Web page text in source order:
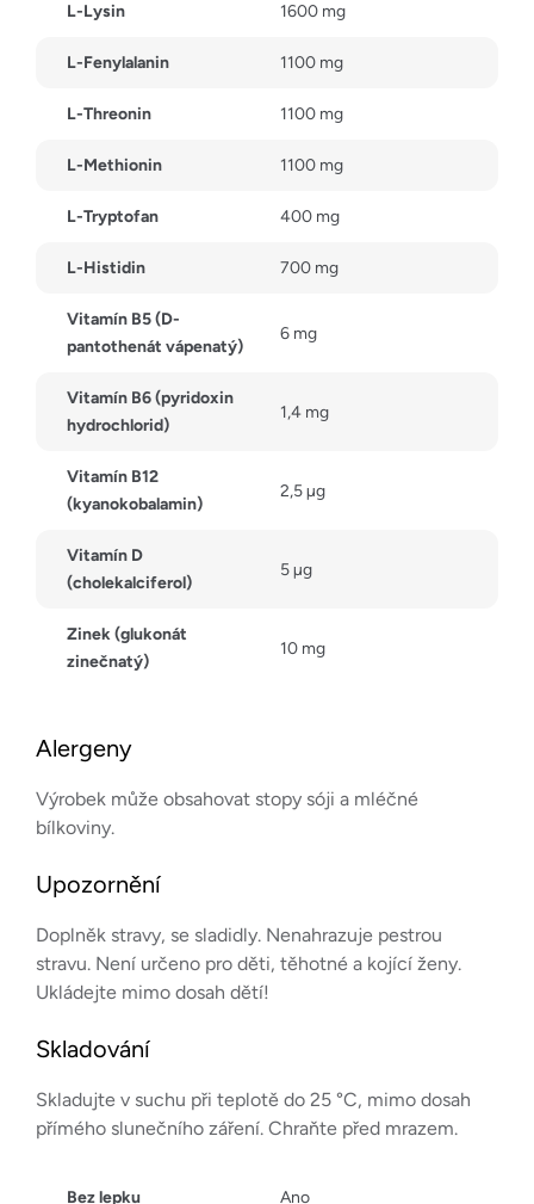
L-Lysin 1600 mg
L-Fenylalanin 1100 mg
L-Threonin 1100 mg
L-Methionin 1100 mg
L-Tryptofan 400 mg
L-Histidin 700 mg
Vitamín B5 (D-
pantothenát vápenatý)
6 mg
Vitamín B6 (pyridoxin
hydrochlorid)
1,4 mg
Vitamín B12
(kyanokobalamin)
2,5 µg
Vitamín D
(cholekalciferol)
5 µg
Zinek (glukonát
zinečnatý)
10 mg
Alergeny
Výrobek může obsahovat stopy sóji a mléčné
bílkoviny.
Upozornění
Doplněk stravy, se sladidly. Nenahrazuje pestrou
stravu. Není určeno pro děti, těhotné a kojící ženy.
Ukládejte mimo dosah dětí!
Skladování
Skladujte v suchu při teplotě do 25 °C, mimo dosah
přímého slunečního záření. Chraňte před mrazem.
Bez lepku Ano